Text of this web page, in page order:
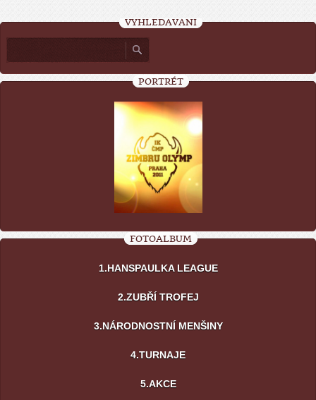
VYHLEDÁVÁNÍ
PORTRÉT
FOTOALBUM
1.HANSPAULKA LEAGUE
2.ZUBŘÍ TROFEJ
3.NÁRODNOSTNÍ MENŠINY
4.TURNAJE
5.AKCE